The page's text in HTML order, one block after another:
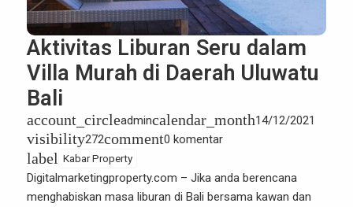
Aktivitas Liburan Seru dalam
Villa Murah di Daerah Uluwatu
Bali
account_circleadmincalendar_month14/12/2021
visibility272comment0 komentar
label Kabar Property
Digitalmarketingproperty.com – Jika anda berencana
menghabiskan masa liburan di Bali bersama kawan dan